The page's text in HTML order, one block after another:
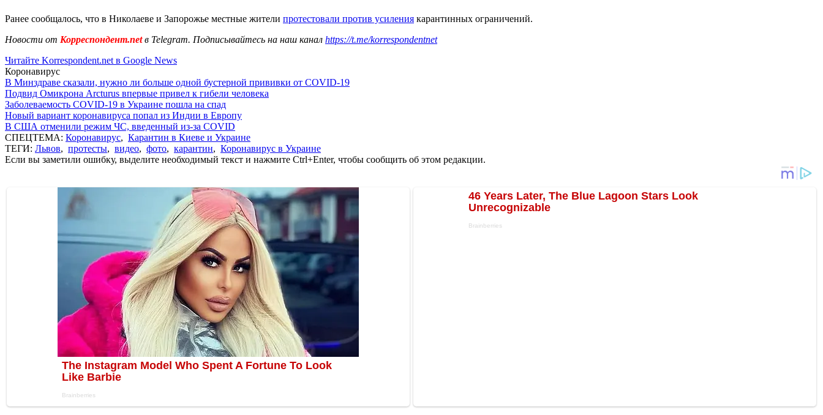
Ранее сообщалось, что в Николаеве и Запорожье местные жители протестовали против усиления карантинных ограничений.
Новости от Корреспондент.netв Telegram. Подписывайтесь на наш канал https://t.me/korrespondentnet
Читайте Korrespondent.net в Google News
Коронавирус
В Минздраве сказали, нужно ли больше одной бустерной прививки от COVID-19
Подвид Омикрона Arcturus впервые привел к гибели человека
Заболеваемость COVID-19 в Украине пошла на спад
Новый вариант коронавируса попал из Индии в Европу
В США отменили режим ЧС, введенный из-за COVID
СПЕЦТЕМА: Коронавирус, Карантин в Киеве и Украине
ТЕГИ: Львов, протесты, видео, фото, карантин, Коронавирус в Украине
Если вы заметили ошибку, выделите необходимый текст и нажмите Ctrl+Enter, чтобы сообщить об этом редакции.